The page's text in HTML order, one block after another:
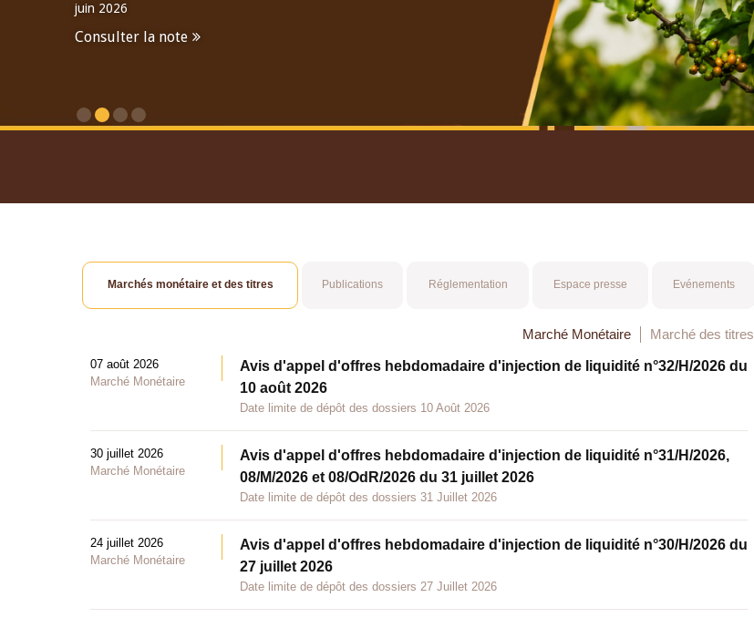
juin 2026
Consulter la note
Marchés monétaire et des titres Publications Réglementation Espace presse Evénements
Marché Monétaire Marché des titres
07 août 2026
Marché Monétaire
Avis d'appel d'offres hebdomadaire d'injection de liquidité n°32/H/2026 du
10 août 2026
Date limite de dépôt des dossiers 10 Août 2026
30 juillet 2026
Marché Monétaire
Avis d'appel d'offres hebdomadaire d'injection de liquidité n°31/H/2026,
08/M/2026 et 08/OdR/2026 du 31 juillet 2026
Date limite de dépôt des dossiers 31 Juillet 2026
24 juillet 2026
Marché Monétaire
Avis d'appel d'offres hebdomadaire d'injection de liquidité n°30/H/2026 du
27 juillet 2026
Date limite de dépôt des dossiers 27 Juillet 2026